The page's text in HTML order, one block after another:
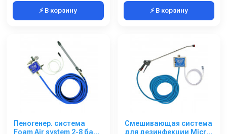
⚡ В корзину ⚡ В корзину
Пеногенер. система
Foam Air system 2-8 бар,
Смешивающая система
для дезинфекции Micro